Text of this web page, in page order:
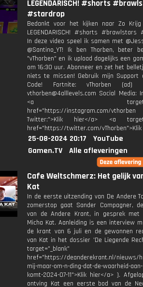
LEGENDARISCH! #shorts
#stardrop
Bedankt voor het kijken naar Zo
LEGENDARISCH! #shorts #brawlstars
In deze video speel ik samen met
@Santino_YT! Ik ben Thorben, beter
"vThorben" en ik upload dagelijks een
om 16:30 uur. Abonneer en zet het
niets te missen! Gebruik mijn Support
Code! Fortnite: vThorben (ad)
vthorben@4alllevels.com Social Media:
<a
href="https://instagram.com/vthorben
Twitter:">Klik hier</a> <a
href="https://twitter.com/
25-08-2024 20:17
YouTube
Gamen.TV
Alle afleveringen
Cafe Weltschmerz: Het gelijk
Kat
In de eerste uitzending van De Andere
zomerstop gaat Sander Compagner,
van de Andere Krant, in gesprek met
Micha Kat. Aanleiding is een interview
de krant van 6 juli en de gewonnen
van Kat in het dossier 'De Liegende
target="_blank"
href="https://deanderekrant.nl/nieuws/
mij-maar-om-n-ding-dat-de-waarheid-
komt-2024-07-11">Klik hier</a> ).
ontving Kat een eerste bod van de